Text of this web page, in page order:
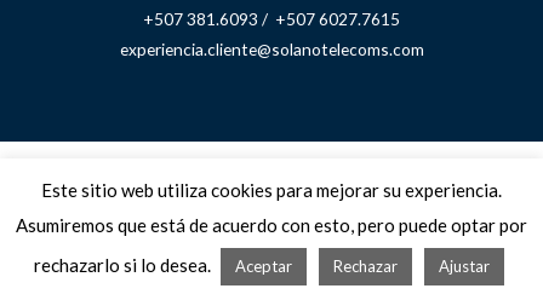
+507 381.6093 / +507 6027.7615
experiencia.cliente@solanotelecoms.com
Términos, condiciones, políticas y avisos
Powered by Solano Telecom & Services
Este sitio web utiliza cookies para mejorar su experiencia.
Asumiremos que está de acuerdo con esto, pero puede optar por
rechazarlo si lo desea.
Aceptar Rechazar Ajustar